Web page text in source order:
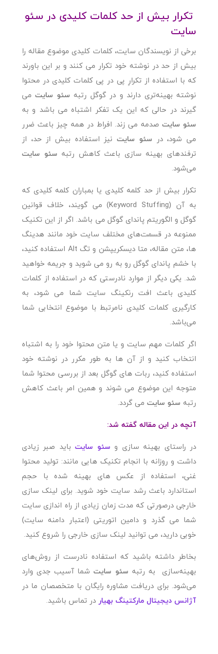
تکرار بیش از حد کلمات کلیدی در سئو
سایت
برخی از نویسندگان سایت، کلمات کلیدی موضوع مقاله را
بیش از حد در نوشته خود تکرار می کنند و بر این باورند
که با استفاده از تکرارِ پی در پی کلمات کلیدی در محتوا
نوشته بهینه‌تری دارند و در گوگل رتبه سئو سایتمی
گیرند در حالی که این یک تفکر اشتباه می باشد و به
سئو سایت صدمه می زند. افراط در همه چیز باعث ضرر
می شود، در سئو سایتنیز استفاده بیش از حد، از
ترفندهای بهینه سازی باعث کاهش رتبه سئو سایت
می‌شود.
تکرار بیش از حد کلمه کلیدی یا بمباران کلمه کلیدی که
به آن (Keyword Stuffing) می گویند، خلاف قوانین
گوگل و الگوریتم پاندای گوگل می باشد. اگر از این تکنیک
ممنوعه در قسمت‌های مختلف سایت خود مانند هدینگ
ها، متن مقاله، متا دیسکریپشن و تگ Alt استفاده کنید،
با خشم پاندای گوگل رو به رو می شوید و جریمه خواهید
شد. یکی دیگر از موارد نادرستی که در استفاده از کلمات
کلیدی باعث افت رنکینگ سایت شما می شود، به
کارگیری کلمات کلیدی نامرتبط با موضوع انتخابی شما
می‌باشد.
اگر کلمات مهم سایت و یا متن محتوا خود را به اشتباه
انتخاب کنید و از آن ها به طور مکرر در نوشته خود
استفاده کنید، ربات های گوگل بعد از بررسی محتوا شما
متوجه این موضوع می شوند و همین امر باعث کاهش
رتبه سئو سایت می گردد.
آنچه در این مقاله گفته شد:
در راستای بهینه سازی و سئو سایتباید صبر زیادی
داشت و روزانه با انجام تکنیک هایی مانند: تولید محتوا
غنی، استفاده از عکس های بهینه شده با حجم
استاندارد باعث رشد سایت خود شوید. برای لینک سازی
خارجی درصورتی که مدت زمان زیادی از راه اندازی سایت
شما می گذرد و دامین اتوریتی (اعتبار دامنه سایت)
خوبی دارید، می توانید لینک سازی خارجی را شروع کنید.
بخاطر داشته باشید که استفاده نادرست از روش‌های
بهینه‌سازی به رتبه سئو سایتشما آسیب جدی وارد
می‌شود. برای دریافت مشاوره رایگان با متخصصان ما در
آژانس دیجیتال مارکتینگ بهیار در تماس باشید.